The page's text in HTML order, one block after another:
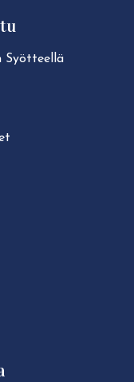
Syötteellä